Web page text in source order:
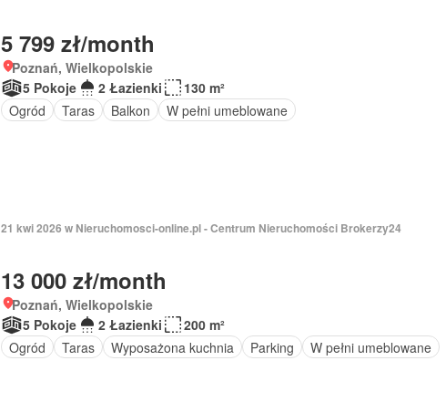
5 799 zł/month
Poznań, Wielkopolskie
5 Pokoje
2 Łazienki
130 m²
Ogród
Taras Balkon W pełni umeblowane
21 kwi 2026 w Nieruchomosci-online.pl - Centrum Nieruchomości Brokerzy24
13 000 zł/month
Poznań, Wielkopolskie
5 Pokoje
2 Łazienki
200 m²
Ogród
Taras Wyposażona kuchnia Parking W pełni umeblowane